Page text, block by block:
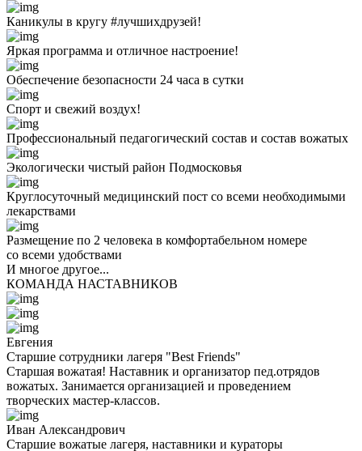
Каникулы в кругу #лучшихдрузей!
Яркая программа и отличное настроение!
Обеспечение безопасности 24 часа в сутки
Спорт и свежий воздух!
Профессиональный педагогический состав и состав вожатых
Экологически чистый район Подмосковья
Круглосуточный медицинский пост со всеми необходимыми
лекарствами
Размещение по 2 человека в комфортабельном номере
со всеми удобствами
И многое другое...
КОМАНДА НАСТАВНИКОВ
Евгения
Старшие сотрудники лагеря "Best Friends"
Старшая вожатая! Наставник и организатор пед.отрядов
вожатых. Занимается организацией и проведением
творческих мастер-классов.
Иван Александрович
Старшие вожатые лагеря, наставники и кураторы